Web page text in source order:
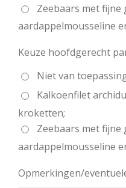
Zeebaars met fijne
aardappelmousseline
Keuze hoofdgerecht
Niet van
Kalkoenfilet
kroketten;
Zeebaars met fijne
aardappelmousseline
Opmerkingen/